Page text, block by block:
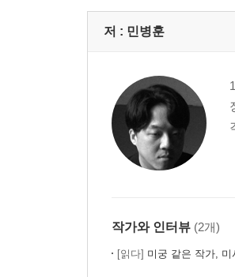
저 : 민병훈
작가와 인터뷰 (2개)
[읽다] 미궁 같은 작가,